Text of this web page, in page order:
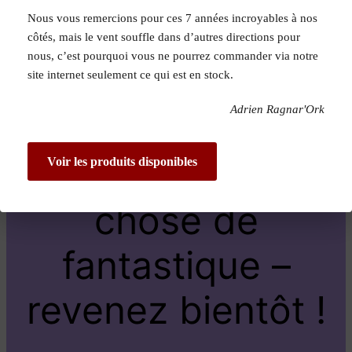
Pardon pour le
dérangement !
Nous travaillons
sur quelque
chose de
fantastique –
revenez bientôt !
Nous vous remercions pour ces 7 années incroyables à nos
côtés, mais le vent souffle dans d’autres directions pour
nous, c’est pourquoi vous ne pourrez commander via notre
site internet seulement ce qui est en stock.
Adrien Ragnar'Ork
Voir les produits disponibles